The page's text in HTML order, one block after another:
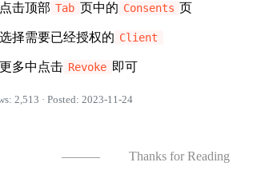
点击顶部 Tab 页中的 Consents 页
选择需要已经授权的 Client
更多中点击 Revoke 即可
2,513 · Posted: 2023-11-24
——— Thanks for Reading